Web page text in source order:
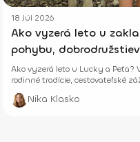
18 Júl 2026
Ako vyzerá leto u
pohybu,
Ako vyzerá leto u Lucky a Peťa?
rodinné tradície, cestovateľské
dokonalé prázdniny.
Nika Klasko